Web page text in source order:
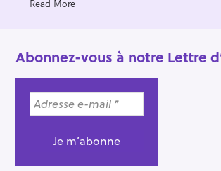
Read More
Abonnez-vous à notre Lettre